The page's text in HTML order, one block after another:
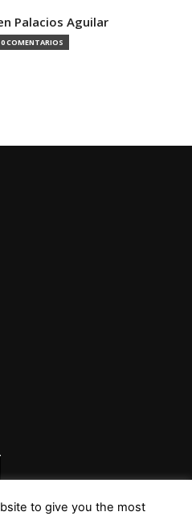
Palacios Aguilar
0 COMENTARIOS
to give you the most